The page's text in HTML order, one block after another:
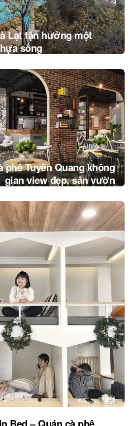
Lạt tận hưởng một
sống
phê Tuyên Quang không
gian view đẹp, sân vườn